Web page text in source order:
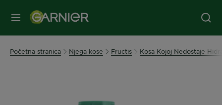
IZBORNIK
Početna stranica Njega kose Fructis Kosa Kojoj Nedostaje